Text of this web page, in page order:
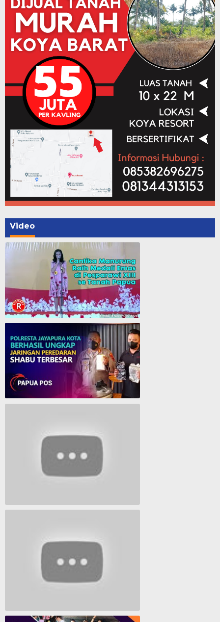
Video
Cantika Manurung Raih Medali Emas di Pesparawi XIII se Tanah Papua
Polresta Jayapura Berhasil ungkap jaringan peredaran shabu terbesar
Lagu Timur yang Paling 2022
Lagu Rohani Tanpa Iklan - Lagu Pujian dan Penyembahan Paskah 2022